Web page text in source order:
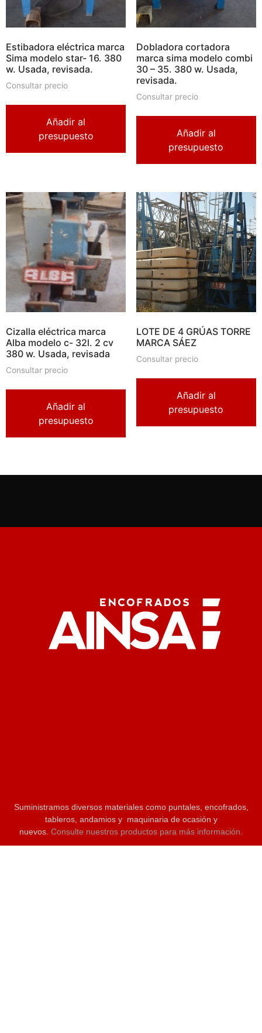
Estibadora eléctrica marca
Sima modelo star- 16. 380
w. Usada, revisada.
Consultar precio
Añadir al
presupuesto
Dobladora cortadora
marca sima modelo combi
30 – 35. 380 w. Usada,
revisada.
Consultar precio
Añadir al
presupuesto
Cizalla eléctrica marca
Alba modelo c- 32l. 2 cv
380 w. Usada, revisada
Consultar precio
Añadir al
presupuesto
LOTE DE 4 GRÚAS TORRE
MARCA SÁEZ
Consultar precio
Añadir al
presupuesto
Suministramos diversos materiales como puntales, encofrados,
tableros, andamios y maquinaria de ocasión y
nuevos. Consulte nuestros productos para más información.